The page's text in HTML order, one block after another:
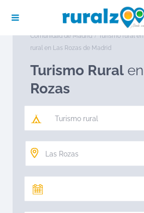
Turismo rural en España
Comunidad de Madrid
Turismo rural
rural en Las Rozas de Madrid
Turismo Rural en
Rozas
Turismo rural